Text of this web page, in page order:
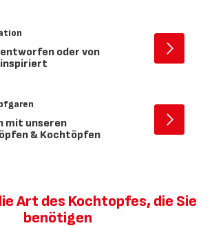
oder von
Offen
mit unseren
& Kochtöpfen
Offen
Art des Kochtopfes, die Sie
benötigen